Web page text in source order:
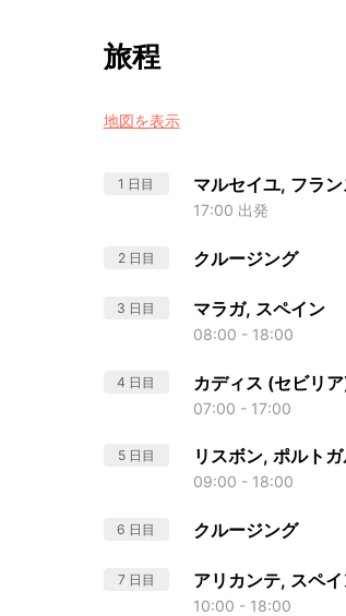
旅程
地図を表示
1 日目 マルセイユ, フラン
17:00 出発
2 日目 クルージング
3 日目 マラガ, スペイン
08:00 - 18:00
4 日目 カディス (セビリ
07:00 - 17:00
5 日目 リスボン, ポルト
09:00 - 18:00
6 日目 クルージング
7 日目 アリカンテ, スペ
10:00 - 18:00